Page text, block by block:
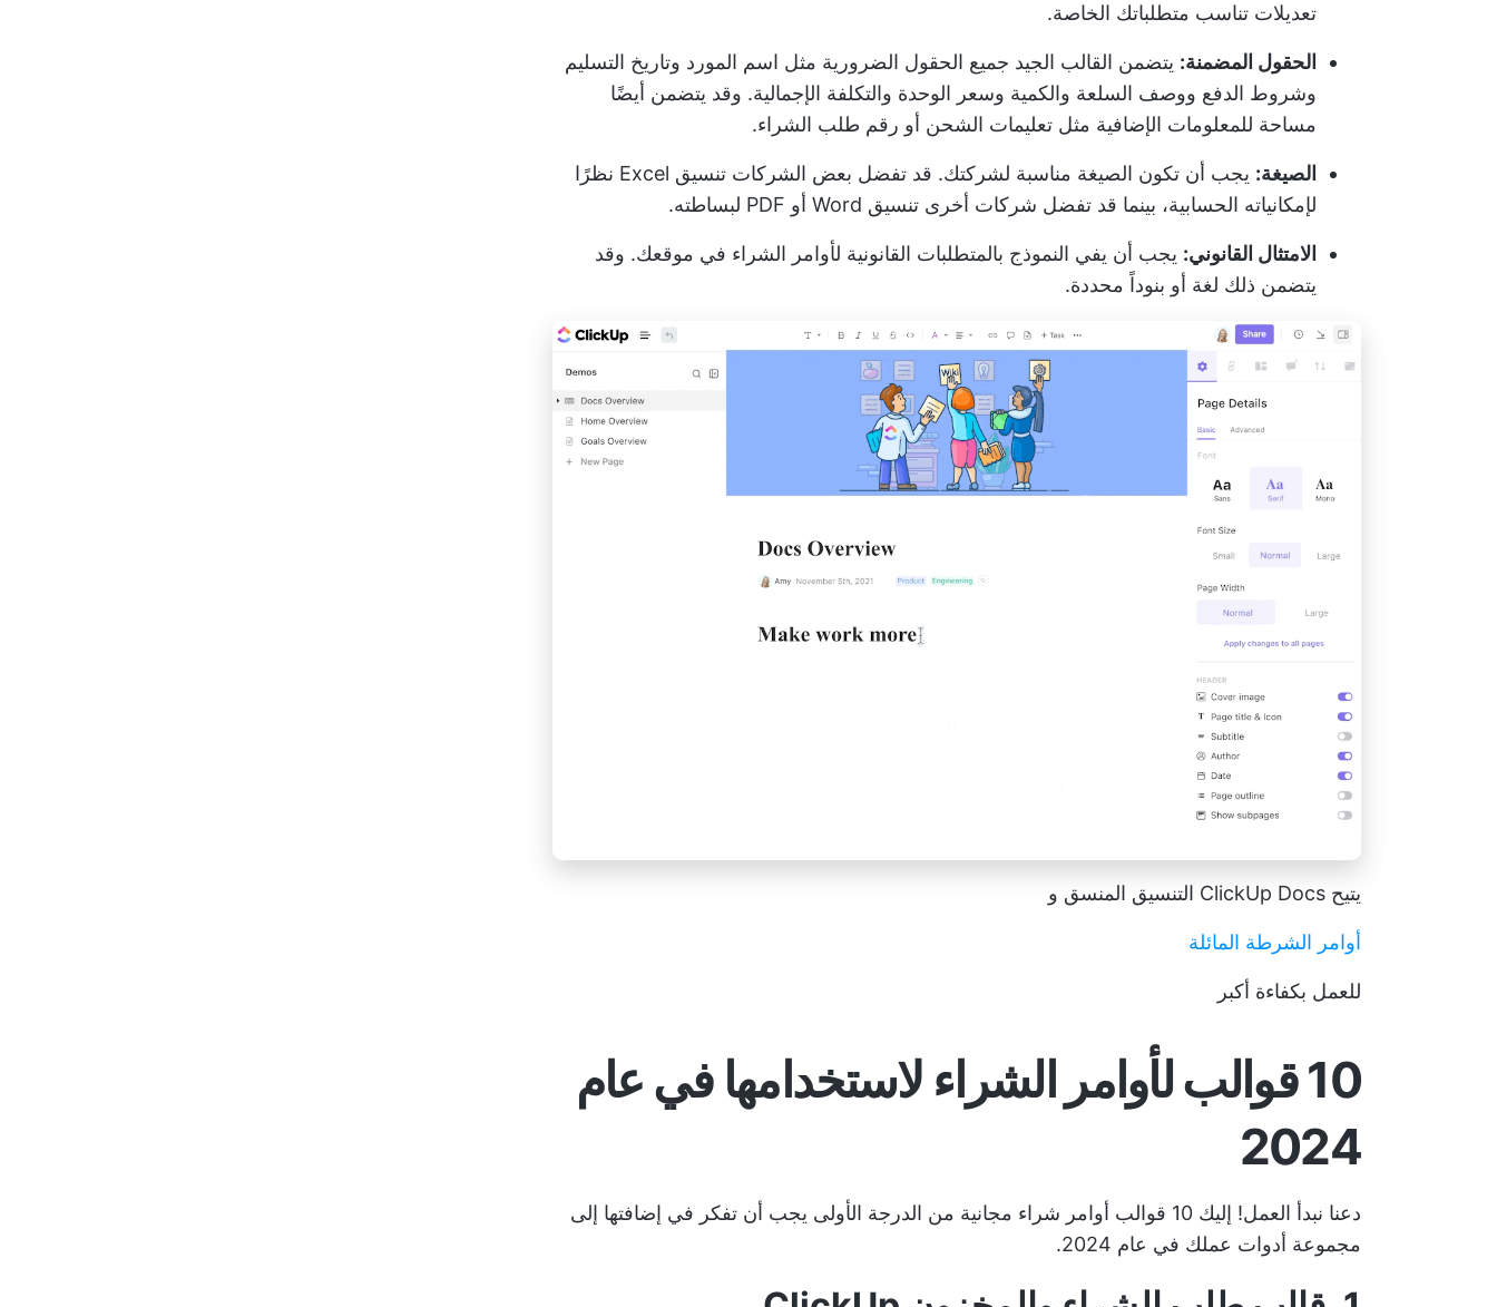
تعديلات تناسب متطلباتك الخاصة.
الحقول المضمنة: يتضمن القالب الجيد جميع الحقول الضرورية مثل اسم المورد وتاريخ التسليم
وشروط الدفع ووصف السلعة والكمية وسعر الوحدة والتكلفة الإجمالية. وقد يتضمن أيضًا
مساحة للمعلومات الإضافية مثل تعليمات الشحن أو رقم طلب الشراء.
الصيغة:
يجب أن تكون الصيغة مناسبة لشركتك. قد تفضل بعض الشركات تنسيق Excel نظرًا
لإمكانياته الحسابية، بينما قد تفضل شركات أخرى تنسيق Word أو PDF لبساطته.
الامتثال القانوني: يجب أن يفي النموذج بالمتطلبات القانونية لأوامر الشراء في موقعك. وقد
يتضمن ذلك لغة أو بنوداً محددة.
يتيح ClickUp Docs التنسيق المنسق و
أوامر الشرطة المائلة
للعمل بكفاءة أكبر
10 قوالب لأوامر الشراء لاستخدامها في عام
2024
دعنا نبدأ العمل! إليك 10 قوالب أوامر شراء مجانية من الدرجة الأولى يجب أن تفكر في إضافتها إلى
مجموعة أدوات عملك في عام 2024.